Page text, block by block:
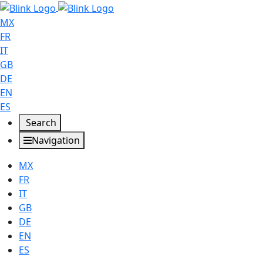
MX
FR
IT
GB
DE
EN
ES
Search
Navigation
MX
FR
IT
GB
DE
EN
ES